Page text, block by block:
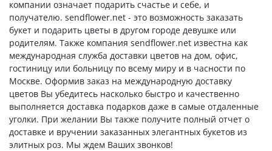
компании означает подарить счастье и себе, и
получателю. sendflower.net - это возможность заказать
букет и подарить цветы в другом городе девушке или
родителям. Также компания sendflower.net известна как
международная служба доставки цветов на дом, офис,
гостиницу или больницу по всему миру и в часности по
Москве. Оформив заказ на международную доставку
цветов Вы убедитесь насколько быстро и качественно
выполняется доставка подарков даже в самые отдаленные
уголки. При желании Вы также получите полный отчет о
доставке и вручении заказанных элегантных букетов из
элитных роз. Мы ждем Ваших звонков!